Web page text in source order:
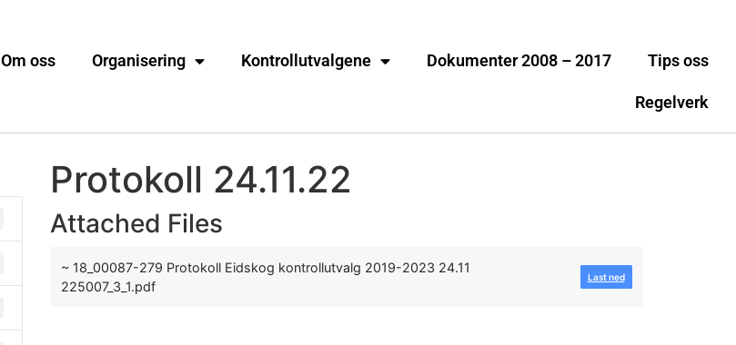
Om oss Organisering Kontrollutvalgene Dokumenter 2008 – 2017 Tips oss
Regelverk
Protokoll 24.11.22
Attached Files
~ 18_00087-279 Protokoll Eidskog kontrollutvalg 2019-2023 24.11
225007_3_1.pdf
Last ned